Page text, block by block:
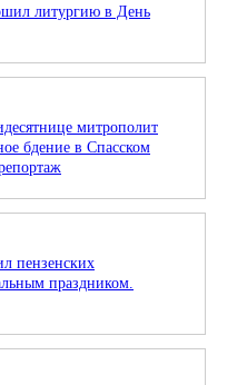
литургию в День
митрополит
бдение в Спасском
пензенских
праздником.